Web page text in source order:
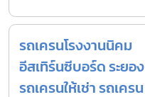
รถเครนโรงงานนิคม
อีสเทิร์นซีบอร์ด ระยอง
รถเครนให้เช่า รถเครน